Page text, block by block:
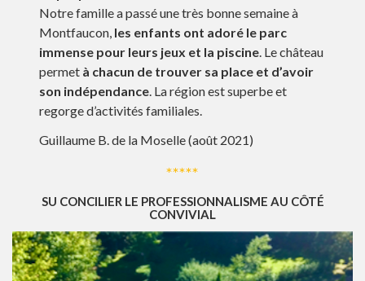
Notre famille a passé une très bonne semaine à
Montfaucon, les enfants ont adoré le parc
immense pour leurs jeux et la piscine . Le château
permet à chacun de trouver sa place et d’avoir
son indépendance . La région est superbe et
regorge d’activités familiales.
Guillaume B. de la Moselle (août 2021)
*****
SU CONCILIER LE PROFESSIONNALISME AU CÔTÉ
CONVIVIAL